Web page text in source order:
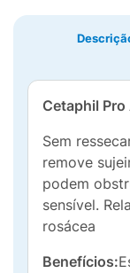
Cetaphil
Sem
remove
podem
sensível.
rosácea
Benefícios: